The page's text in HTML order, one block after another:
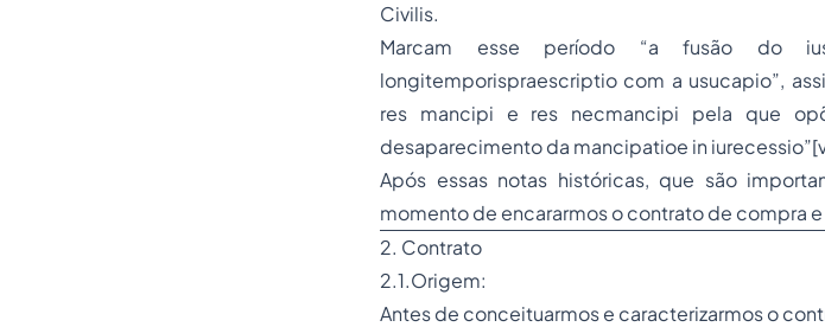
Civilis.
Marcam esse período “a fusão do
longitemporispraescriptio com a usucapio”,
res mancipi e res necmancipi pela que
desaparecimento da mancipatioe in
Após essas notas históricas, que são
momento de encararmos o contrato de compra
2. Contrato
2.1.Origem:
Antes de conceituarmos e caracterizarmos o